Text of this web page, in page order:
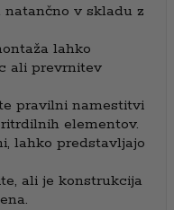
v skladu z
lahko
ali prevrnitev
pravilni namestitvi
elementov.
lahko predstavljajo
ali je konstrukcija